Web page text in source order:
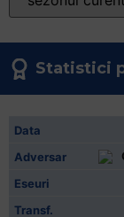
help
navigate
and
interact
content.
Statistici